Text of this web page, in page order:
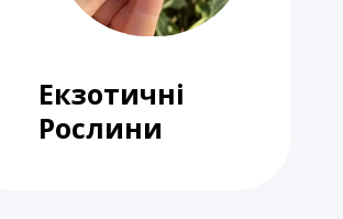
Екзотичні
Рослини